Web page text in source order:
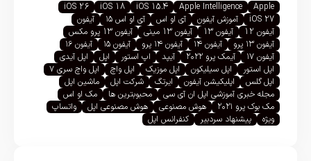
Apple
Apple Intelligence
iOS 15.4
iOS 18
iOS 26
iOS 27
آموزش آیفون آی او اس آی او اس ۱۵
آیفون
آیفون 12
آیفون 13 آیفون 13 مینی
آیفون 13 پرو مکس
آیفون ۱۳ پرو
آیفون ۱۴ آیفون ۱۴ پرو آیفون ۱۵
آیفون ۱۶
آیفون ۱۷
آیمک پرو ۲۰۲۲ آیپد اپ استور اپل
اپل آیدی
اپل استور
اپل سیلیکون اپل موزیک اپل واچ
اپل واچ سری ۷
اپل گلس
اپلیکیشن آیفون ایرتگ شرکت اپل
ماشین اپل
مجله خبری آموزشی اپل ان آی سی
محبوبترین ها
مک او اس
مک بوک پرو ۲۰۲۱
هوش مصنوعی هوش مصنوعی اپل
واتساپ
ویژه
پیشنهاد سردبیر کنفرانس اپل